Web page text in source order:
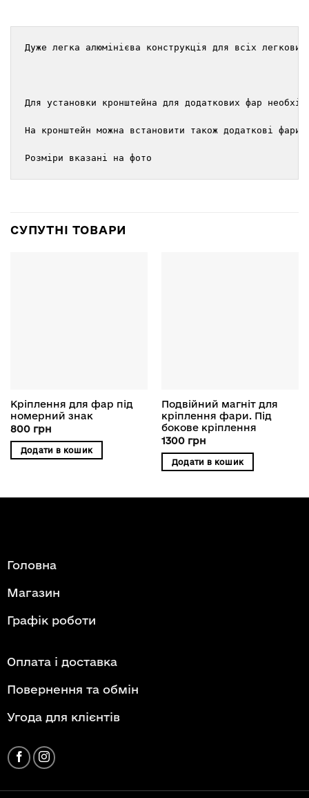
Дуже легка алюмінієва конструкція для всіх
Для установки кронштейна для додаткових фар
На кронштейн можна встановити також додаткові
Розміри вказані на фото
СУПУТНІ ТОВАРИ
Кріплення для фар під
номерний знак
800 грн
Додати в кошик
Подвійний магніт для
кріплення фари. Під
бокове кріплення
1300 грн
Додати в кошик
Головна
Магазин
Графік роботи
Оплата і доставка
Повернення та обмін
Угода для клієнтів